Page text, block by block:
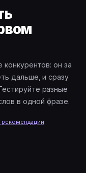
конкурентов: он за
дальше, и сразу
разные
в одной фразе.
рекомендации